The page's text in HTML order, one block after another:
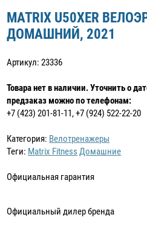
MATRIX U50XER
ДОМАШНИЙ, 2021
Артикул: 23336
Товара нет в наличии. Уточнить о
предзаказ можно по телефонам:
+7 (423) 201-81-11, +7 (924) 522-22-20
Категория: Велотренажеры
Теги: Matrix Fitness Домашние
Официальная гарантия
Официальный дилер бренда